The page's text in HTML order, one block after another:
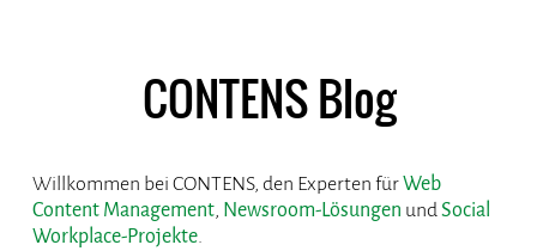
CONTENS Blog
Willkommen bei CONTENS, den Experten fürWeb
Content Management, Newsroom-Lösungen undSocial
Workplace-Projekte.